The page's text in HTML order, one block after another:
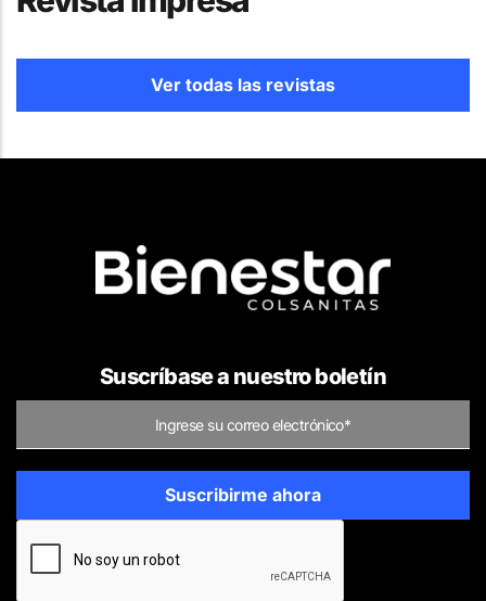
Ver todas las revistas
Suscríbase a nuestro boletín